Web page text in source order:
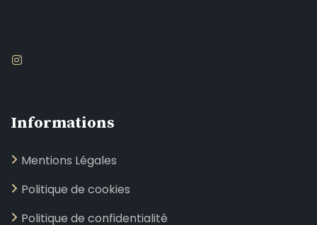
Informations
Mentions Légales
Politique de cookies
Politique de confidentialité